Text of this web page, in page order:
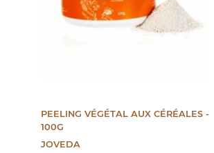
PEELING VÉGÉTAL AUX CÉRÉALES -
100G
JOVEDA